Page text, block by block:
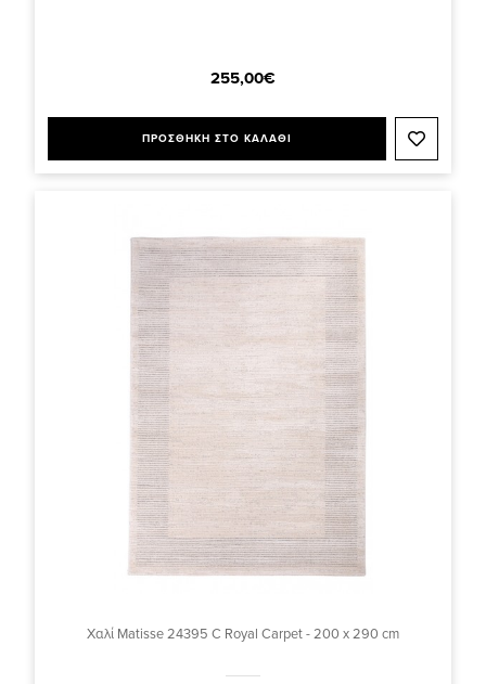
255,00€
ΠΡΟΣΘΗΚΗ ΣΤΟ ΚΑΛΑΘΙ
Χαλί Matisse 24395 C Royal Carpet - 200 x 290 cm